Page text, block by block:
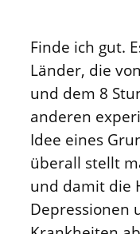
Finde ich gut.
Länder, die
und dem 8
anderen
Idee eines
überall stellt
und damit die
Depressionen